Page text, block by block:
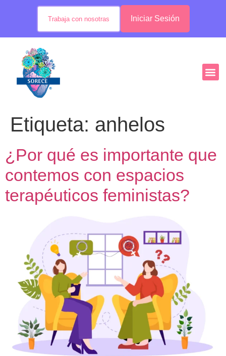
Trabaja con nosotras Iniciar Sesión
Etiqueta: anhelos
¿Por qué es importante que
contemos con espacios
terapéuticos feministas?